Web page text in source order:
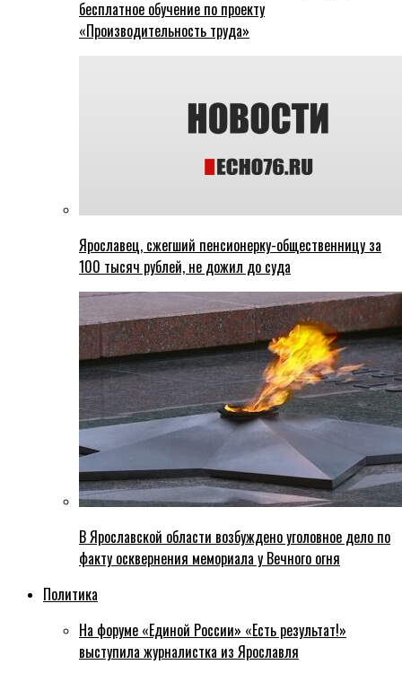
бесплатное обучение по проекту
«Производительность труда»
Ярославец, сжегший пенсионерку-общественницу за
100 тысяч рублей, не дожил до суда
В Ярославской области возбуждено уголовное дело по
факту осквернения мемориала у Вечного огня
Политика
На форуме «Единой России» «Есть результат!»
выступила журналистка из Ярославля